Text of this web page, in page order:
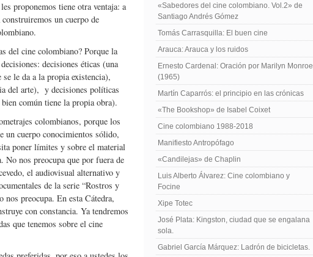
proponemos tiene otra ventaja: a
un cuerpo de
del cine colombiano? Porque la
decisiones éticas (una
le da a la propia existencia),
del arte), y decisiones políticas
común tiene la propia obra).
colombianos, porque los
un cuerpo conocimientos sólido,
poner límites y sobre el material
No nos preocupa que por fuera de
el audiovisual alternativo y
de la serie “Rostros y
preocupa. En esta Cátedra,
con constancia. Ya tendremos
que tenemos sobre el cine
«Sabedores del cine colombiano. Vol.2» de
Santiago Andrés Gómez
Tomás Carrasquilla: El buen cine
Arauca: Arauca y los ruidos
Ernesto Cardenal: Oración por Marilyn Monroe
(1965)
Martín Caparrós: el principio en las crónicas
«The Bookshop» de Isabel Coixet
Cine colombiano 1988-2018
Manifiesto Antropófago
«Candilejas» de Chaplin
Luis Alberto Álvarez: Cine colombiano y
Focine
Xipe Totec
José Plata: Kingston, ciudad que se engalana
sola.
Gabriel García Márquez: Ladrón de bicicletas.